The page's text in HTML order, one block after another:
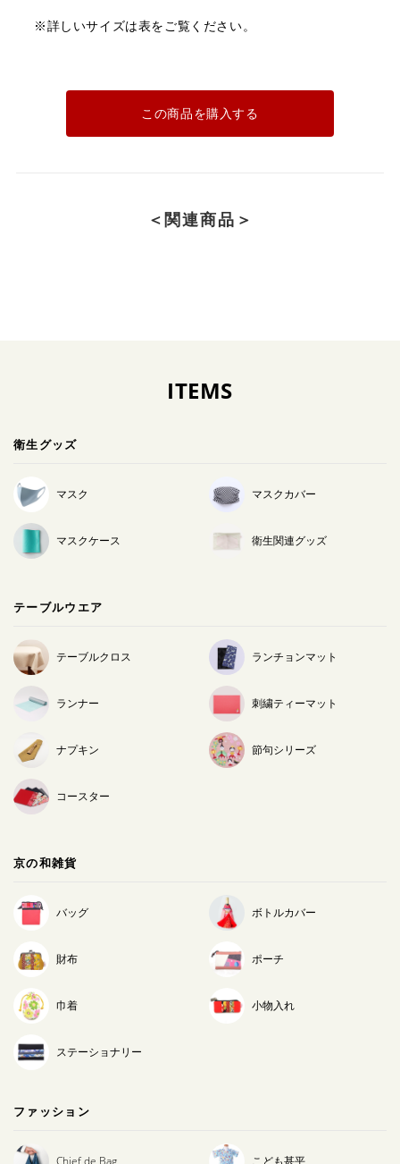
※詳しいサイズは表をご覧ください。
この商品を購入する
＜関連商品＞
ITEMS
衛生グッズ
マスク マスクカバー
マスクケース 衛生関連グッズ
テーブルウエア
テーブルクロス ランチョンマット
ランナー 刺繍ティーマット
ナプキン 節句シリーズ
コースター
京の和雑貨
バッグ ボトルカバー
財布 ポーチ
巾着 小物入れ
ステーショナリー
ファッション
Chief de Bag
こども甚平